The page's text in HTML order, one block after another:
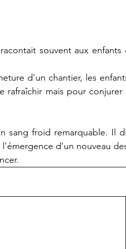
souvent aux
d'un chantier, les
rafraîchir mais pour
sang froid remarquable. Il
d'un nouveau